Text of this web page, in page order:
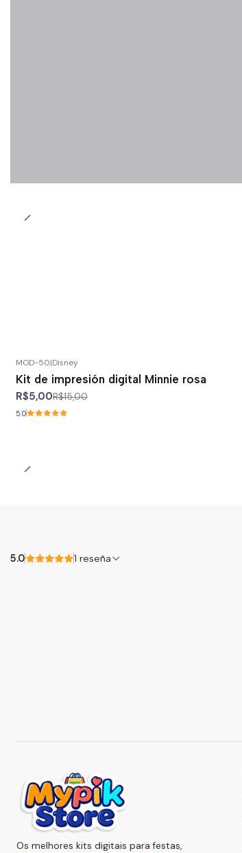
MOD-50|Disney
Kit de impresión digital Minnie rosa
R$5,00R$15,00
5.0
5.0 1 reseña
Os melhores kits digitais para festas,